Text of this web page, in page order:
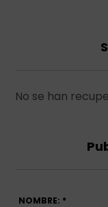
No se han
NOMBRE: *